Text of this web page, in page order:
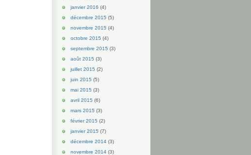
janvier 2016 (4)
décembre 2015 (5)
novembre 2015 (4)
octobre 2015 (4)
septembre 2015 (3)
août 2015 (3)
juillet 2015 (2)
juin 2015 (5)
mai 2015 (3)
avril 2015 (6)
mars 2015 (3)
février 2015 (2)
janvier 2015 (7)
décembre 2014 (3)
novembre 2014 (3)